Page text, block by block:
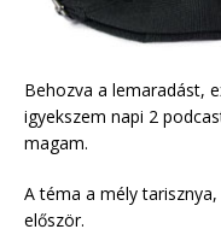
Behozva a lemaradást,
igyekszem napi 2
magam.
A téma a mély
először.